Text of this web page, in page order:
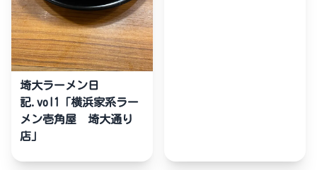
埼大ラーメン日
記.vol1「横浜家系ラー
メン壱角屋 埼大通り
店」